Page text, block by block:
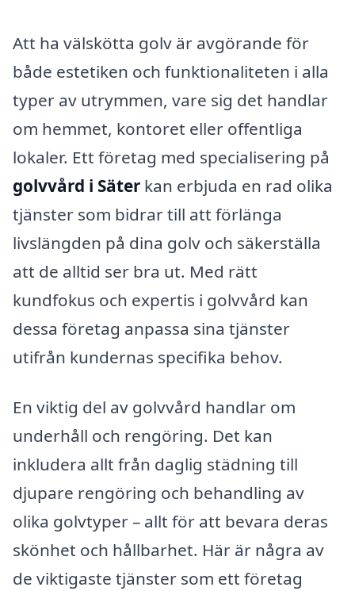
Att ha välskötta golv är avgörande för
både estetiken och funktionaliteten i alla
typer av utrymmen, vare sig det handlar
om hemmet, kontoret eller offentliga
lokaler. Ett företag med specialisering på
golvvård i Säter kan erbjuda en rad olika
tjänster som bidrar till att förlänga
livslängden på dina golv och säkerställa
att de alltid ser bra ut. Med rätt
kundfokus och expertis i golvvård kan
dessa företag anpassa sina tjänster
utifrån kundernas specifika behov.
En viktig del av golvvård handlar om
underhåll och rengöring. Det kan
inkludera allt från daglig städning till
djupare rengöring och behandling av
olika golvtyper – allt för att bevara deras
skönhet och hållbarhet. Här är några av
de viktigaste tjänster som ett företag